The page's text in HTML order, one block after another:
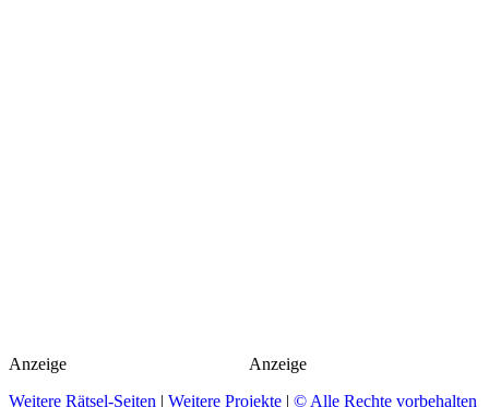
Anzeige
Anzeige
Weitere Rätsel-Seiten | Weitere Projekte | © Alle Rechte vorbehalten